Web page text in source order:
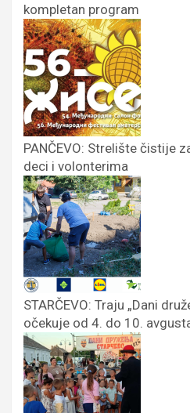
kompletan program
PANČEVO: Strelište čistije
deci i volonterima
STARČEVO: Traju „Dani
očekuje od 4. do 10.